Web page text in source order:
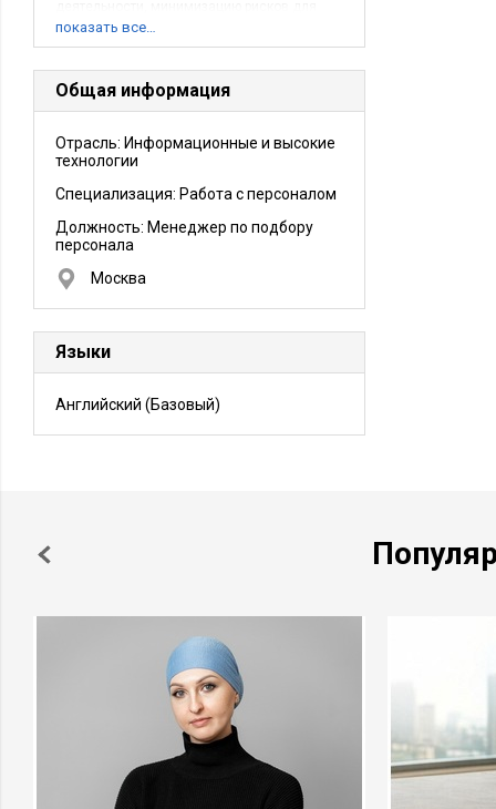
бизнеса посредством внедрения и
показать все…
Общая информация
Отрасль: Информационные и высокие
технологии
Специализация: Работа с персоналом
Должность: Менеджер по подбору
персонала
Москва
Языки
Английский (Базовый)